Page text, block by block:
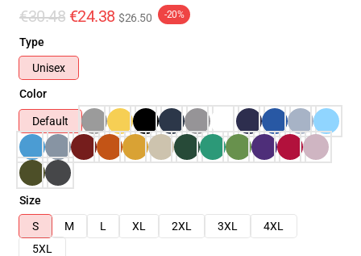
€30.48 €24.38 $26.50 -20%
Type
Unisex
Color
Default
Size
S
M L XL 2XL 3XL
4XL
5XL